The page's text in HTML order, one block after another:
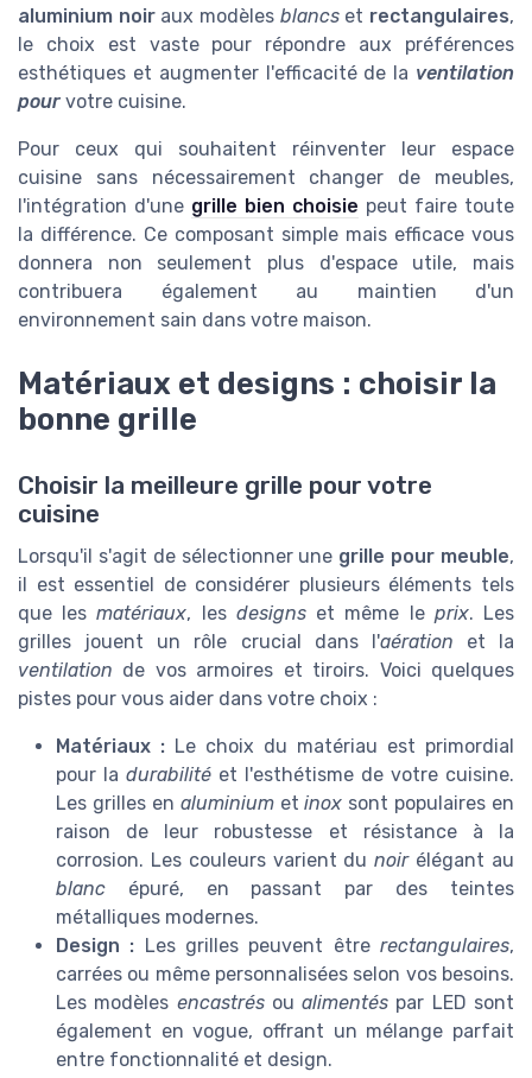
aluminium noiraux modèles blancset rectangulaires,
le choix est vaste pour répondre aux préférences
esthétiques et augmenter l'efficacité de la ventilation
pour votre cuisine.
Pour ceux qui souhaitent réinventer leur espace
cuisine sans nécessairement changer de meubles,
l'intégration d'une grille bien choisie peut faire toute
la différence. Ce composant simple mais efficace vous
donnera non seulement plus d'espace utile, mais
contribuera également au maintien d'un
environnement sain dans votre maison.
Matériaux et designs : choisir la
bonne grille
Choisir la meilleure grille pour votre
cuisine
Lorsqu'il s'agit de sélectionner une grille pour meuble,
il est essentiel de considérer plusieurs éléments tels
que lesmatériaux, les designset même le prix. Les
grilles jouent un rôle crucial dans l'aération et la
ventilation de vos armoires et tiroirs. Voici quelques
pistes pour vous aider dans votre choix :
Matériaux : Le choix du matériau est primordial
pour la durabilité et l'esthétisme de votre cuisine.
Les grilles en aluminiumetinox sont populaires en
raison de leur robustesse et résistance à la
corrosion. Les couleurs varient dunoirélégant au
blanc épuré, en passant par des teintes
métalliques modernes.
Design : Les grilles peuvent êtrerectangulaires,
carrées ou même personnalisées selon vos besoins.
Les modèles encastrésoualimentés par LED sont
également en vogue, offrant un mélange parfait
entre fonctionnalité et design.